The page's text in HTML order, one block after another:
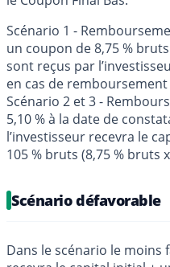
Scénario 1 -
un coupon de 8,75 %
sont reçus par
en cas de
Scénario 2 et 3 -
5,10 % à la date de
l’investisseur recevra le
105 % bruts (8,75 % bruts
Scénario défavorable
Dans le scénario le moins